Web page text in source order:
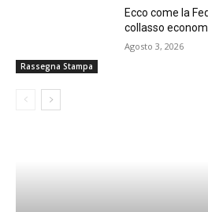
Rassegna Stampa
Ecco come la
collasso
Agosto 3, 2026